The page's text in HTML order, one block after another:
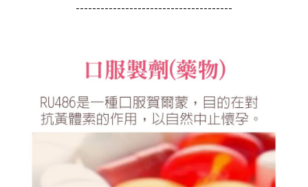
--------------------------------------